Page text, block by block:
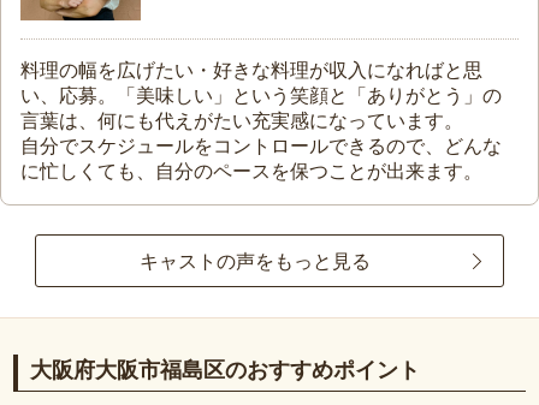
料理の幅を広げたい・好きな料理が収入になればと思
い、応募。「美味しい」という笑顔と「ありがとう」の
言葉は、何にも代えがたい充実感になっています。
自分でスケジュールをコントロールできるので、どんな
に忙しくても、自分のペースを保つことが出来ます。
キャストの声をもっと見る
大阪府大阪市福島区のおすすめポイント